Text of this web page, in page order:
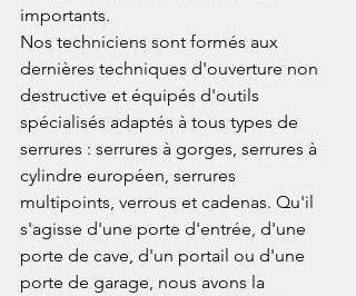
importants.
Nos techniciens sont formés aux
dernières techniques d'ouverture non
destructive et équipés d'outils
spécialisés adaptés à tous types de
serrures : serrures à gorges, serrures à
cylindre européen, serrures
multipoints, verrous et cadenas. Qu'il
s'agisse d'une porte d'entrée, d'une
porte de cave, d'un portail ou d'une
porte de garage, nous avons la